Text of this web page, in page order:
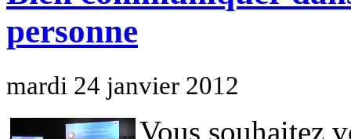
personne
mardi 24 janvier 2012
Vous souhaitez